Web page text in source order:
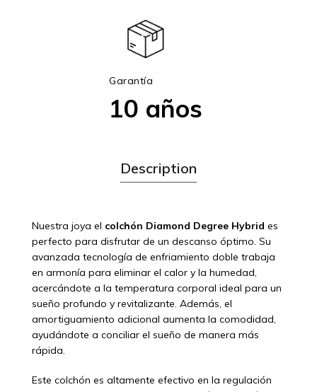
Garantía
10 años
Description
Nuestra joya el colchón Diamond Degree Hybrid es
perfecto para disfrutar de un descanso óptimo. Su
avanzada tecnología de enfriamiento doble trabaja
en armonía para eliminar el calor y la humedad,
acercándote a la temperatura corporal ideal para un
sueño profundo y revitalizante. Además, el
amortiguamiento adicional aumenta la comodidad,
ayudándote a conciliar el sueño de manera más
rápida.
Este colchón es altamente efectivo en la regulación